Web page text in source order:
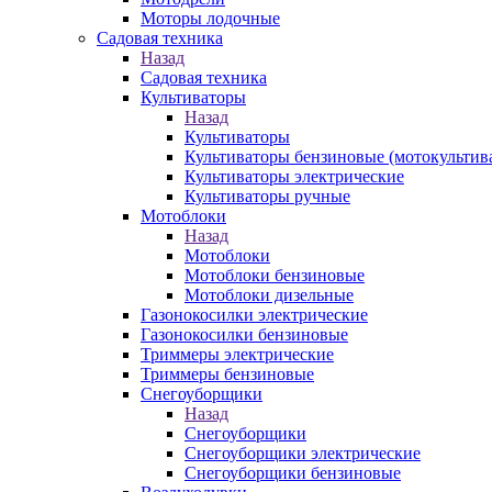
Моторы лодочные
Садовая техника
Назад
Садовая техника
Культиваторы
Назад
Культиваторы
Культиваторы бензиновые
Культиваторы электрические
Культиваторы ручные
Мотоблоки
Назад
Мотоблоки
Мотоблоки бензиновые
Мотоблоки дизельные
Газонокосилки электрические
Газонокосилки бензиновые
Триммеры электрические
Триммеры бензиновые
Снегоуборщики
Назад
Снегоуборщики
Снегоуборщики электрические
Снегоуборщики бензиновые